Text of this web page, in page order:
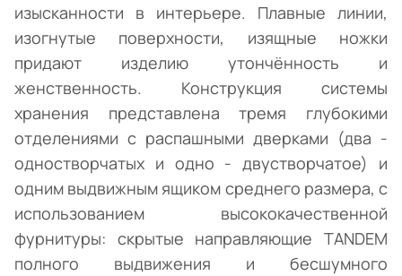
изысканности в интерьере. Плавные линии,
изогнутые поверхности, изящные ножки
придают изделию утончённость и
женственность. Конструкция системы
хранения представлена тремя глубокими
отделениями с распашными дверками (два -
одностворчатых и одно - двустворчатое) и
одним выдвижным ящиком среднего размера, с
использованием высококачественной
фурнитуры: скрытые направляющие TANDEM
полного выдвижения и бесшумного